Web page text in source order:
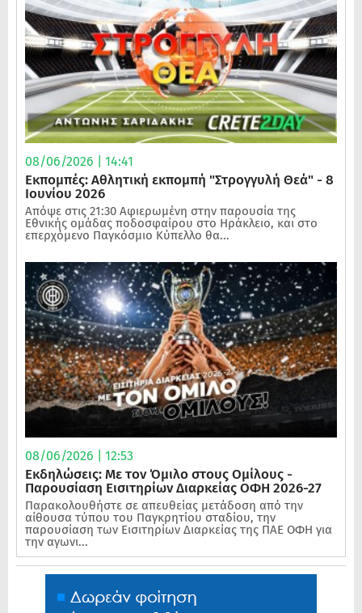
08/06/2026 | 14:41
Εκπομπές: Αθλητική εκπομπή "Στρογγυλή Θεά" - 8
Ιουνίου 2026
Απόψε στις 21:30 Αφιερωμένη στην παρουσία της
Εθνικής ομάδας ποδοσφαίρου στο Ηράκλειο, και στο
επερχόμενο Παγκόσμιο Κύπελλο θα...
08/06/2026 | 12:53
Εκδηλώσεις: Με τον Όμιλο στους Ομίλους -
Παρουσίαση Εισιτηρίων Διαρκείας ΟΦΗ 2026-27
Παρακολουθήστε σε απευθείας μετάδοση από την
αίθουσα τύπου του Παγκρητίου σταδίου, την
παρουσίαση των Εισιτηρίων Διαρκείας της ΠΑΕ ΟΦΗ για
την αγωνι...